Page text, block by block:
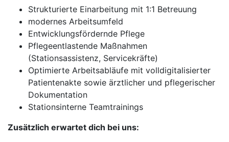
Strukturierte Einarbeitung mit 1:1 Betreuung
modernes Arbeitsumfeld
Entwicklungsfördernde Pflege
Pflegeentlastende Maßnahmen
(Stationsassistenz, Servicekräfte)
Optimierte Arbeitsabläufe mit volldigitalisierter
Patientenakte sowie ärztlicher und pflegerischer
Dokumentation
Stationsinterne Teamtrainings
Zusätzlich erwartet dich bei uns: